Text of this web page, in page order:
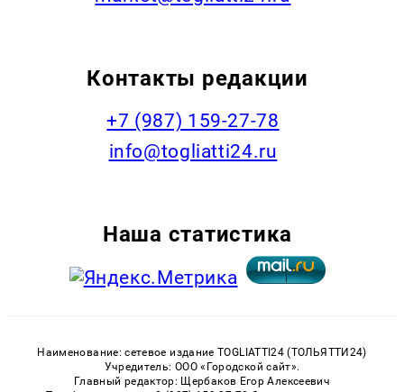
Контакты редакции
+7 (987) 159-27-78
info@togliatti24.ru
Наша статистика
Наименование: сетевое издание TOGLIATTI24 (ТОЛЬЯТТИ24)
Учредитель: ООО «Городской сайт».
Главный редактор: Щербаков Егор Алексеевич